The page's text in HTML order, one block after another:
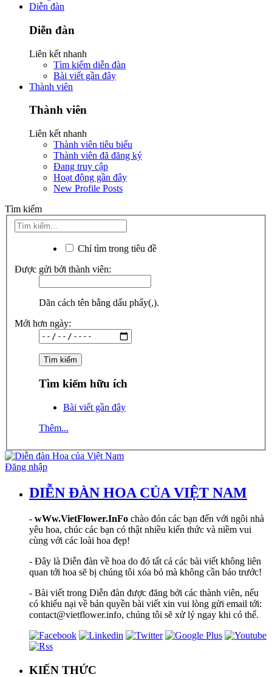
Diễn đàn
Diễn đàn
Liên kết nhanh
Tìm kiếm diễn đàn
Bài viết gần đây
Thành viên
Thành viên
Liên kết nhanh
Thành viên tiêu biểu
Thành viên đã đăng ký
Đang truy cập
Hoạt động gần đây
New Profile Posts
Tìm kiếm
Chỉ tìm trong tiêu đề
Được gửi bởi thành viên:
Dãn cách tên bằng dấu phẩy(,).
Mới hơn ngày:
Tìm kiếm hữu ích
Bài viết gần đây
Thêm...
Đăng nhập
DIỄN ĐÀN HOA CỦA VIỆT NAM
- wWw.VietFlower.InFo chào đón các bạn đến với ngôi nhà
yêu hoa, chúc các bạn có thật nhiều kiến thức và niềm vui
cùng với các loài hoa đẹp!
- Đây là Diễn đàn về hoa do đó tất cả các bài viết không liên
quan tới hoa sẽ bị chúng tôi xóa bỏ mà không cần báo trước!
- Bài viết trong Diễn đàn được đăng bởi các thành viên, nếu
có khiếu nại về bản quyền bài viết xin vui lòng gửi email tới:
contact@vietflower.info, chúng tôi sẽ xử lý ngay khi có thể.
KIẾN THỨC